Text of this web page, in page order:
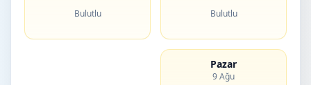
Bulutlu Bulutlu
Pazar
9 Ağu